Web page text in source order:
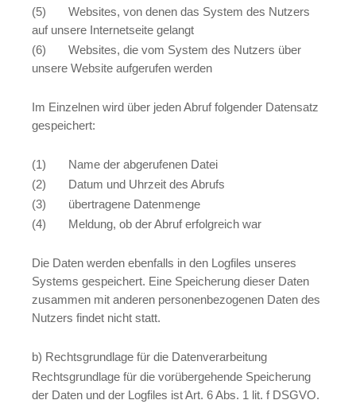
(5) Websites, von denen das System des Nutzers
auf unsere Internetseite gelangt
(6) Websites, die vom System des Nutzers über
unsere Website aufgerufen werden
Im Einzelnen wird über jeden Abruf folgender Datensatz
gespeichert:
(1) Name der abgerufenen Datei
(2) Datum und Uhrzeit des Abrufs
(3) übertragene Datenmenge
(4) Meldung, ob der Abruf erfolgreich war
Die Daten werden ebenfalls in den Logfiles unseres
Systems gespeichert. Eine Speicherung dieser Daten
zusammen mit anderen personenbezogenen Daten des
Nutzers findet nicht statt.
b) Rechtsgrundlage für die Datenverarbeitung
Rechtsgrundlage für die vorübergehende Speicherung
der Daten und der Logfiles ist Art. 6 Abs. 1 lit. f DSGVO.